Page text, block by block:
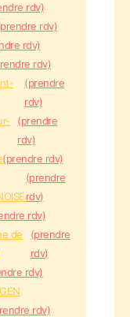
rdv)
rdv)
rdv)
rdv)
(prendre
rdv)
(prendre
rdv)
(prendre rdv)
(prendre
rdv)
rdv)
de
(prendre
rdv)
rdv)
rdv)